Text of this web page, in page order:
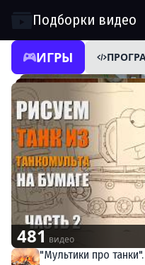
Подборки видео
ИГРЫ
481 видео
"Мультики про